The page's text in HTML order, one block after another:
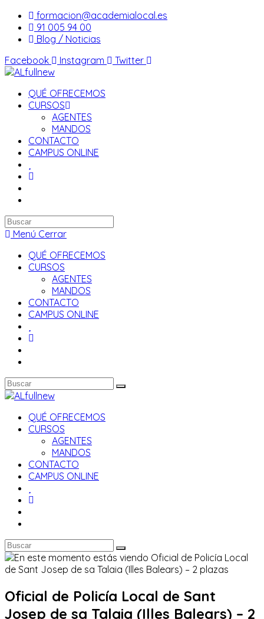
Saltar
contenido
formacion@academialocal.es
91 005 94 00
Blog / Noticias
Facebook
Instagram Twitter
QUÉ OFRECEMOS
CURSOS
AGENTES
MANDOS
CONTACTO
CAMPUS ONLINE
Buscar
en
web
Menú Cerrar
QUÉ OFRECEMOS
CURSOS
AGENTES
MANDOS
CONTACTO
CAMPUS ONLINE
QUÉ OFRECEMOS
CURSOS
AGENTES
MANDOS
CONTACTO
CAMPUS ONLINE
Oficial de Policía Local de Sant
Josep de sa Talaia (Illes Balears) – 2